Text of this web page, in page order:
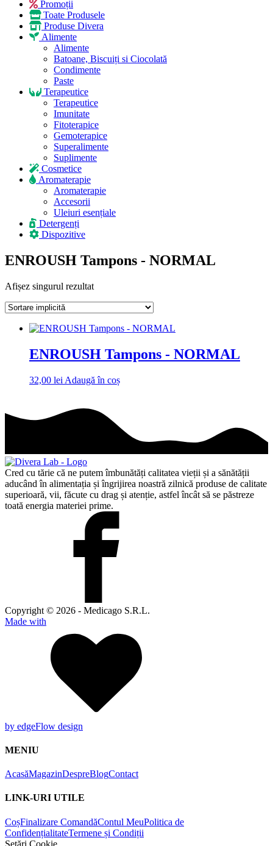
Promoții
Toate Produsele
Produse Divera
Alimente
Alimente
Batoane, Biscuiți si Ciocolată
Condimente
Paste
Terapeutice
Terapeutice
Imunitate
Fitoterapice
Gemoterapice
Superalimente
Suplimente
Cosmetice
Aromaterapie
Aromaterapie
Accesorii
Uleiuri esențiale
Detergenți
Dispozitive
ENROUSH Tampons - NORMAL
Afișez singurul rezultat
ENROUSH Tampons - NORMAL
32,00 lei Adaugă în coș
Cred cu tărie că ne putem îmbunătăți calitatea vieții și a sănătății
aducând în alimentația și îngrijirea noastră zilnică produse de calitate
superioară, vii, făcute cu drag și atenție, astfel încât să se păstreze
toată energia materiei prime.
Copyright © 2026 - Medicago S.R.L.
Made with
by edgeFlow design
MENIU
AcasăMagazinDespreBlogContact
LINK-URI UTILE
CoșFinalizare ComandăContul MeuPolitica de
ConfidențialitateTermene și Condiții
Setări Cookie